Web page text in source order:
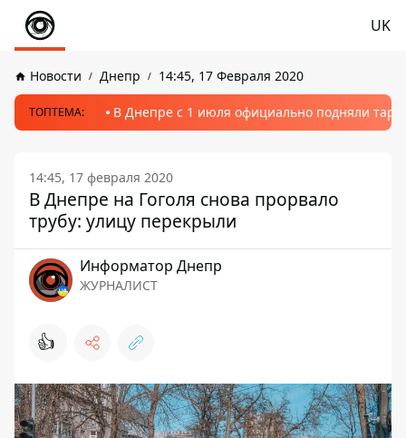
UK
Новости Днепр 14:45, 17 Февраля 2020
ТОПТЕМА: В Днепре с 1 июля официально подняли
14:45, 17 февраля 2020
В Днепре на Гоголя снова прорвало
трубу: улицу перекрыли
Информатор Днепр
ЖУРНАЛИСТ
👍